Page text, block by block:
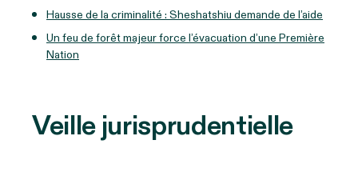
Hausse de la criminalité : Sheshatshiu demande de l’aide
Un feu de forêt majeur force l’évacuation d’une Première
Nation
Veille jurisprudentielle